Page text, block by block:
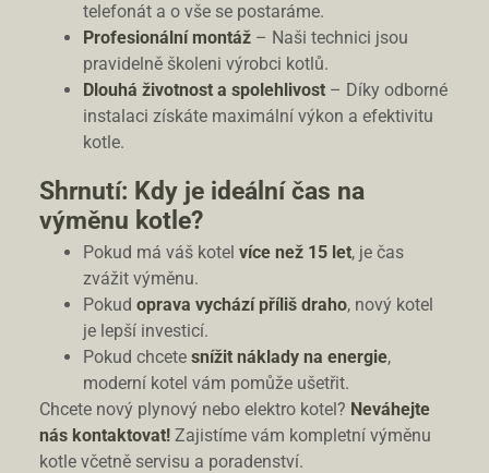
telefonát a o vše se postaráme.
Profesionální montáž – Naši technici jsou
pravidelně školeni výrobci kotlů.
Dlouhá životnost a spolehlivost – Díky odborné
instalaci získáte maximální výkon a efektivitu
kotle.
Shrnutí: Kdy je ideální čas na
výměnu kotle?
Pokud má váš kotel více než 15 let, je čas
zvážit výměnu.
Pokud oprava vychází příliš draho, nový kotel
je lepší investicí.
Pokud chcete snížit náklady na energie,
moderní kotel vám pomůže ušetřit.
Chcete nový plynový nebo elektro kotel? Neváhejte
nás kontaktovat! Zajistíme vám kompletní výměnu
kotle včetně servisu a poradenství.